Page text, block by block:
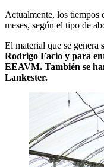
Actualmente, los tiempos
meses, según el tipo de
El material que se genera
Rodrigo Facio y para
EEAVM. También se
Lankester.